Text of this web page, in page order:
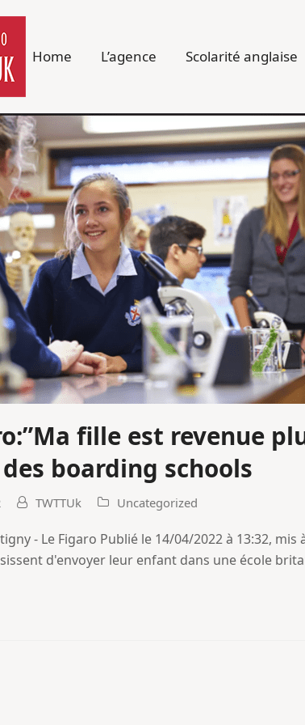
Home L’agence Scolarité anglaise
fille est revenue
boarding schools
TWTTUk Uncategorized
- Le Figaro Publié le 14/04/2022 à 13:32, mis
d'envoyer leur enfant dans une école